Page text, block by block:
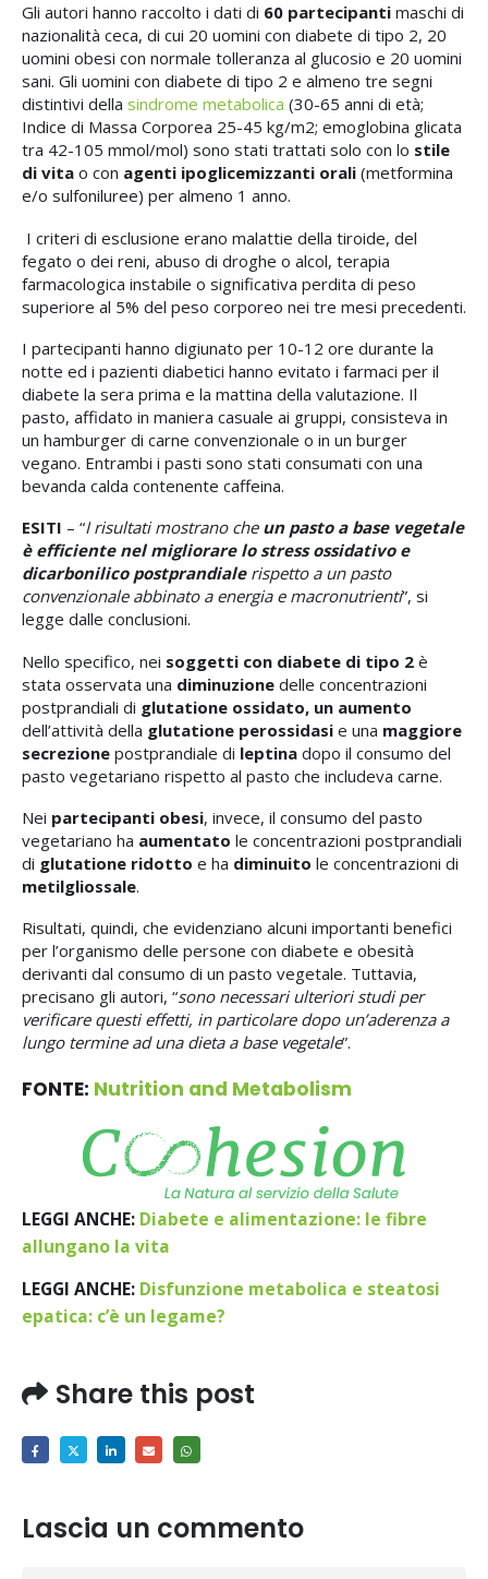
Gli autori hanno raccolto i dati di 60 partecipanti maschi di
nazionalità ceca, di cui 20 uomini con diabete di tipo 2, 20
uomini obesi con normale tolleranza al glucosio e 20 uomini
sani. Gli uomini con diabete di tipo 2 e almeno tre segni
distintivi della sindrome metabolica (30-65 anni di età;
Indice di Massa Corporea 25-45 kg/m2; emoglobina glicata
tra 42-105 mmol/mol) sono stati trattati solo con lo stile
di vita o con agenti ipoglicemizzanti orali (metformina
e/o sulfoniluree) per almeno 1 anno.
I criteri di esclusione erano malattie della tiroide, del
fegato o dei reni, abuso di droghe o alcol, terapia
farmacologica instabile o significativa perdita di peso
superiore al 5% del peso corporeo nei tre mesi precedenti.
I partecipanti hanno digiunato per 10-12 ore durante la
notte ed i pazienti diabetici hanno evitato i farmaci per il
diabete la sera prima e la mattina della valutazione. Il
pasto, affidato in maniera casuale ai gruppi, consisteva in
un hamburger di carne convenzionale o in un burger
vegano. Entrambi i pasti sono stati consumati con una
bevanda calda contenente caffeina.
ESITI – “I risultati mostrano che un pasto a base vegetale
è efficiente nel migliorare lo stress ossidativo e
dicarbonilico postprandialerispetto a un pasto
convenzionale abbinato a energia e macronutrienti”, si
legge dalle conclusioni.
Nello specifico, nei soggetti con diabete di tipo 2 è
stata osservata una diminuzione delle concentrazioni
postprandiali di glutatione ossidato, un aumento
dell’attività della glutatione perossidasi e una maggiore
secrezione postprandiale di leptina dopo il consumo del
pasto vegetariano rispetto al pasto che includeva carne.
Nei partecipanti obesi, invece, il consumo del pasto
vegetariano ha aumentato le concentrazioni postprandiali
di glutatione ridotto e ha diminuito le concentrazioni di
metilgliossale.
Risultati, quindi, che evidenziano alcuni importanti benefici
per l’organismo delle persone con diabete e obesità
derivanti dal consumo di un pasto vegetale. Tuttavia,
precisano gli autori, “sono necessari ulteriori studi per
verificare questi effetti, in particolare dopo un’aderenza a
lungo termine ad una dieta a base vegetale”.
FONTE: Nutrition and Metabolism
LEGGI ANCHE: Diabete e alimentazione: le fibre
allungano la vita
LEGGI ANCHE: Disfunzione metabolica e steatosi
epatica: c’è un legame?
Share this post
Lascia un commento